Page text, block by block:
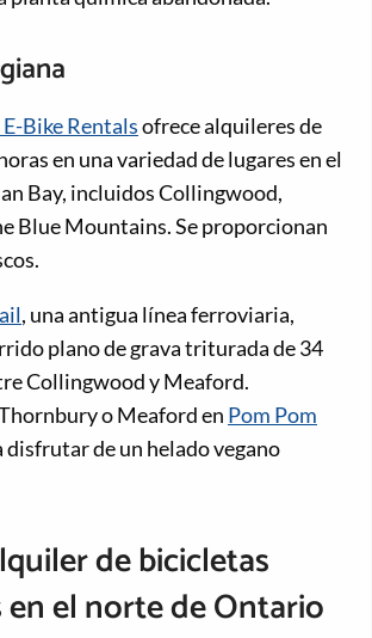
Bike Rentalsofrece alquileres de
en una variedad de lugares en el
Bay, incluidos Collingwood,
Blue Mountains. Se proporcionan
, una antigua línea ferroviaria,
plano de grava triturada de 34
Collingwood y Meaford.
o Meaford en Pom Pom
disfrutar de un helado vegano
de bicicletas
el norte de Ontario